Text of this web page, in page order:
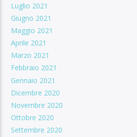
Luglio 2021
Giugno 2021
Maggio 2021
Aprile 2021
Marzo 2021
Febbraio 2021
Gennaio 2021
Dicembre 2020
Novembre 2020
Ottobre 2020
Settembre 2020